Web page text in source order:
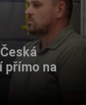
přímo na